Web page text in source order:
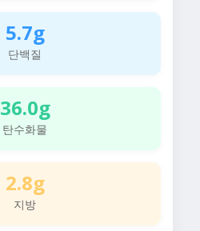
5.7g
단백질
36.0g
탄수화물
2.8g
지방